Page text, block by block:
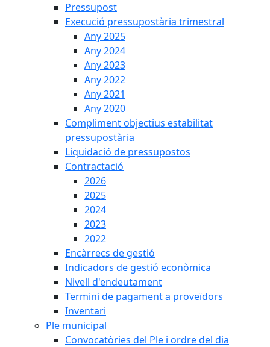
Pressupost
Execució pressupostària trimestral
Any 2025
Any 2024
Any 2023
Any 2022
Any 2021
Any 2020
Compliment objectius estabilitat
pressupostària
Liquidació de pressupostos
Contractació
2026
2025
2024
2023
2022
Encàrrecs de gestió
Indicadors de gestió econòmica
Nivell d'endeutament
Termini de pagament a proveïdors
Inventari
Ple municipal
Convocatòries del Ple i ordre del dia